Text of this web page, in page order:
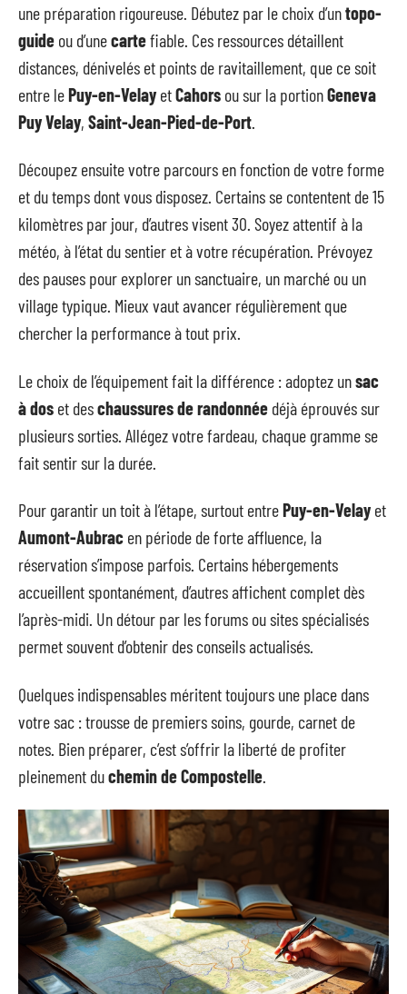
une préparation rigoureuse. Débutez par le choix d’untopo-
guide ou d’unecartefiable. Ces ressources détaillent
distances, dénivelés et points de ravitaillement, que ce soit
entre lePuy-en-VelayetCahors ou sur la portionGeneva
Puy Velay, Saint-Jean-Pied-de-Port
Découpez ensuite votre parcours en fonction de votre forme
et du temps dont vous disposez. Certains se contentent de 15
kilomètres par jour, d’autres visent 30. Soyez attentif à la
météo, à l’état du sentier et à votre récupération. Prévoyez
des pauses pour explorer un sanctuaire, un marché ou un
village typique. Mieux vaut avancer régulièrement que
chercher la performance à tout prix.
Le choix de l’équipement fait la différence : adoptez unsac
à dos et deschaussures de randonnée déjà éprouvés sur
plusieurs sorties. Allégez votre fardeau, chaque gramme se
fait sentir sur la durée.
Pour garantir un toit à l’étape, surtout entrePuy-en-Velayet
Aumont-Aubrac en période de forte affluence, la
réservation s’impose parfois. Certains hébergements
accueillent spontanément, d’autres affichent complet dès
l’après-midi. Un détour par les forums ou sites spécialisés
permet souvent d’obtenir des conseils actualisés.
Quelques indispensables méritent toujours une place dans
votre sac : trousse de premiers soins, gourde, carnet de
notes. Bien préparer, c’est s’offrir la liberté de profiter
pleinement duchemin de Compostelle